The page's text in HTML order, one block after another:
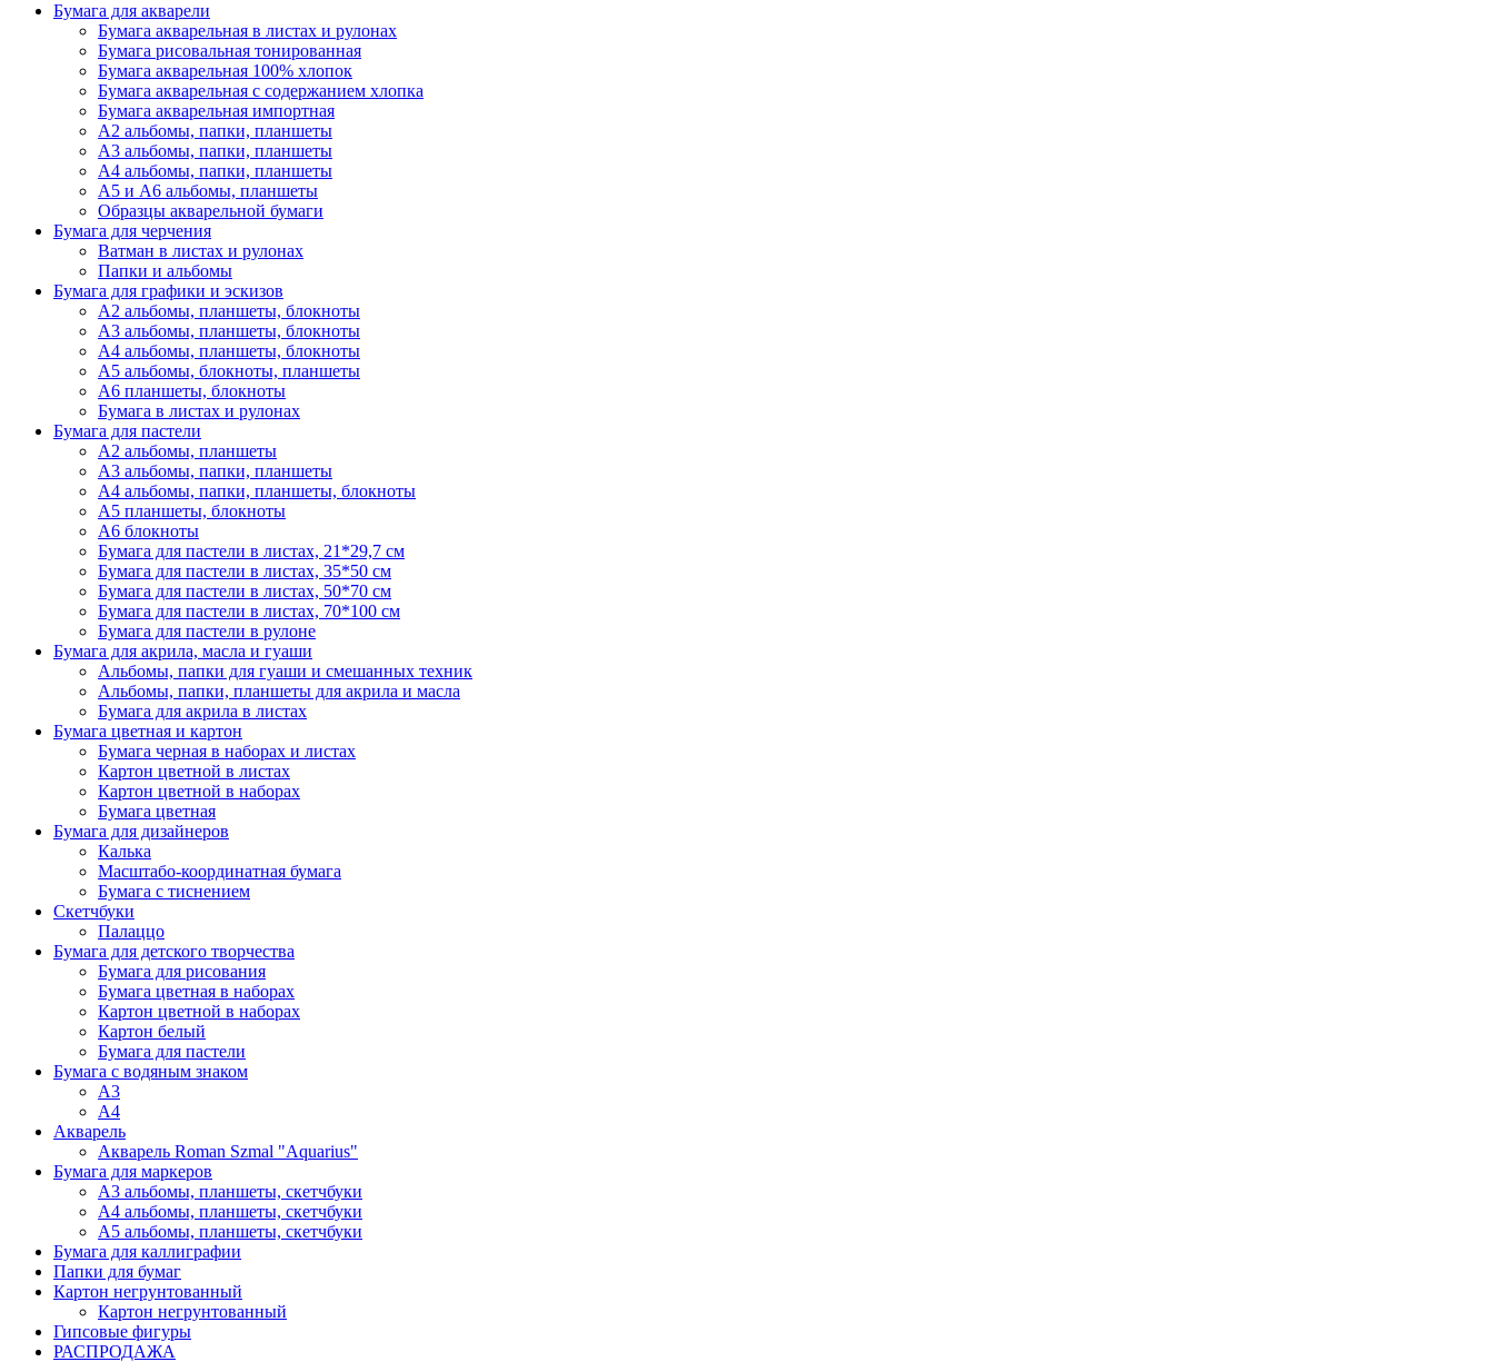
Бумага для акварели
Бумага акварельная в листах и рулонах
Бумага рисовальная тонированная
Бумага акварельная 100% хлопок
Бумага акварельная с содержанием хлопка
Бумага акварельная импортная
А2 альбомы, папки, планшеты
А3 альбомы, папки, планшеты
А4 альбомы, папки, планшеты
А5 и А6 альбомы, планшеты
Образцы акварельной бумаги
Бумага для черчения
Ватман в листах и рулонах
Папки и альбомы
Бумага для графики и эскизов
А2 альбомы, планшеты, блокноты
А3 альбомы, планшеты, блокноты
А4 альбомы, планшеты, блокноты
А5 альбомы, блокноты, планшеты
А6 планшеты, блокноты
Бумага в листах и рулонах
Бумага для пастели
А2 альбомы, планшеты
А3 альбомы, папки, планшеты
А4 альбомы, папки, планшеты, блокноты
А5 планшеты, блокноты
А6 блокноты
Бумага для пастели в листах, 21*29,7 см
Бумага для пастели в листах, 35*50 см
Бумага для пастели в листах, 50*70 см
Бумага для пастели в листах, 70*100 см
Бумага для пастели в рулоне
Бумага для акрила, масла и гуаши
Альбомы, папки для гуаши и смешанных техник
Альбомы, папки, планшеты для акрила и масла
Бумага для акрила в листах
Бумага цветная и картон
Бумага черная в наборах и листах
Картон цветной в листах
Картон цветной в наборах
Бумага цветная
Бумага для дизайнеров
Калька
Масштабо-координатная бумага
Бумага с тиснением
Скетчбуки
Палаццо
Бумага для детского творчества
Бумага для рисования
Бумага цветная в наборах
Картон цветной в наборах
Картон белый
Бумага для пастели
Бумага с водяным знаком
А3
А4
Акварель
Акварель Roman Szmal "Aquarius"
Бумага для маркеров
А3 альбомы, планшеты, скетчбуки
А4 альбомы, планшеты, скетчбуки
А5 альбомы, планшеты, скетчбуки
Бумага для каллиграфии
Папки для бумаг
Картон негрунтованный
Картон негрунтованный
Гипсовые фигуры
РАСПРОДАЖА